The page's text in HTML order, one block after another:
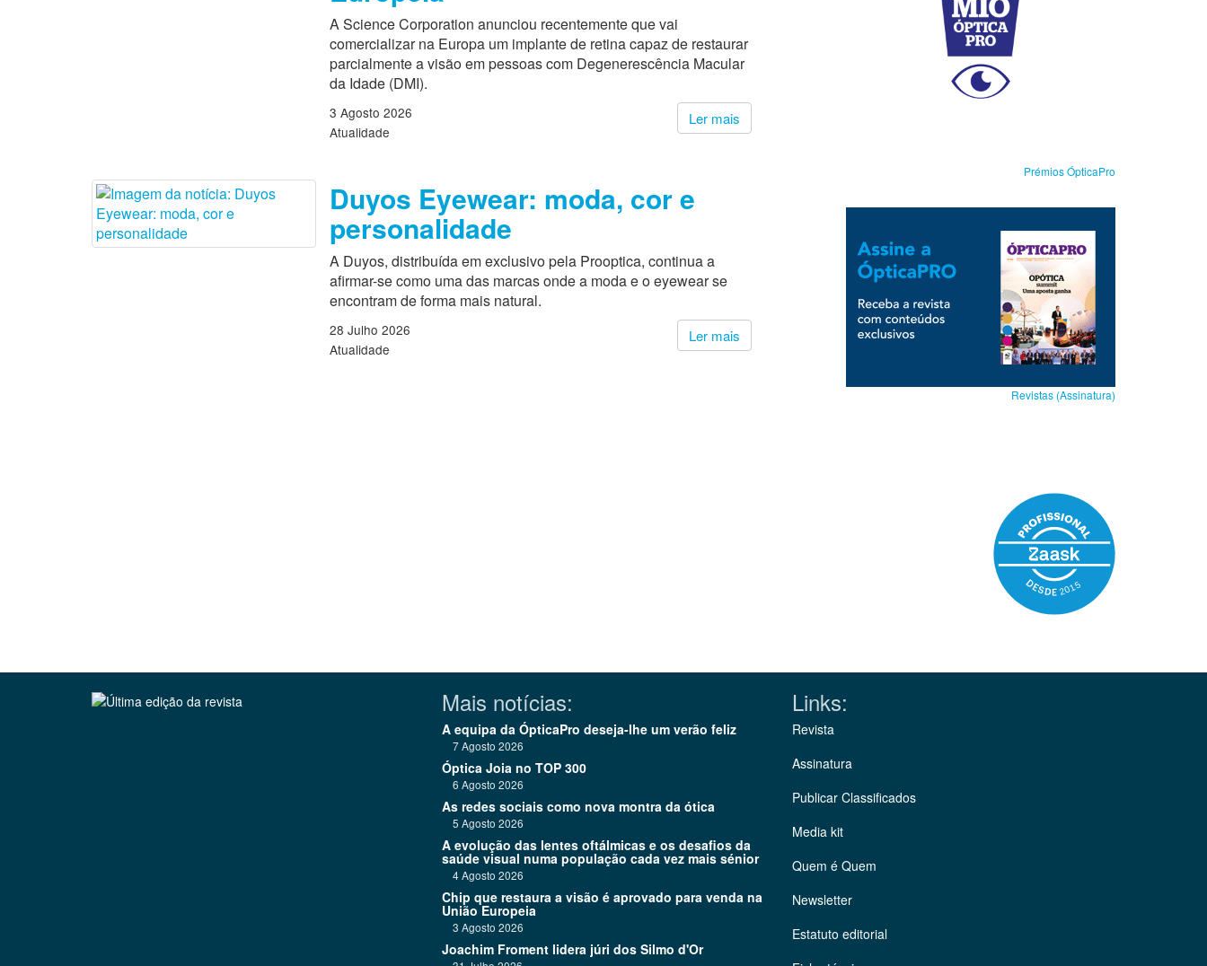
Prémios ÓpticaPro
Revistas (Assinatura)
A Science Corporation anunciou recentemente que vai
comercializar na Europa um implante de retina capaz de restaurar
parcialmente a visão em pessoas com Degenerescência Macular
da Idade (DMI).
Ler mais
3 Agosto 2026
Atualidade
Duyos Eyewear: moda, cor e
personalidade
A Duyos, distribuída em exclusivo pela Prooptica, continua a
afirmar-se como uma das marcas onde a moda e o eyewear se
encontram de forma mais natural.
Ler mais
28 Julho 2026
Atualidade
Mais notícias:
A equipa da ÓpticaPro deseja-lhe um verão feliz
7 Agosto 2026
Óptica Joia no TOP 300
6 Agosto 2026
As redes sociais como nova montra da ótica
5 Agosto 2026
A evolução das lentes oftálmicas e os desafios da
saúde visual numa população cada vez mais sénior
4 Agosto 2026
Chip que restaura a visão é aprovado para venda na
União Europeia
3 Agosto 2026
Joachim Froment lidera júri dos Silmo d'Or
Links:
Revista
Assinatura
Publicar Classificados
Media kit
Quem é Quem
Newsletter
Estatuto editorial